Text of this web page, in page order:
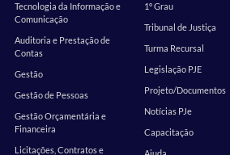
Tecnologia da Informação e
Comunicação
Auditoria e Prestação de
Contas
Gestão
Gestão de Pessoas
Gestão Orçamentária e
Financeira
Licitações, Contratos e
1º Grau
Tribunal de Justiça
Turma Recursal
Legislação PJE
Projeto/Documentos
Notícias PJe
Capacitação